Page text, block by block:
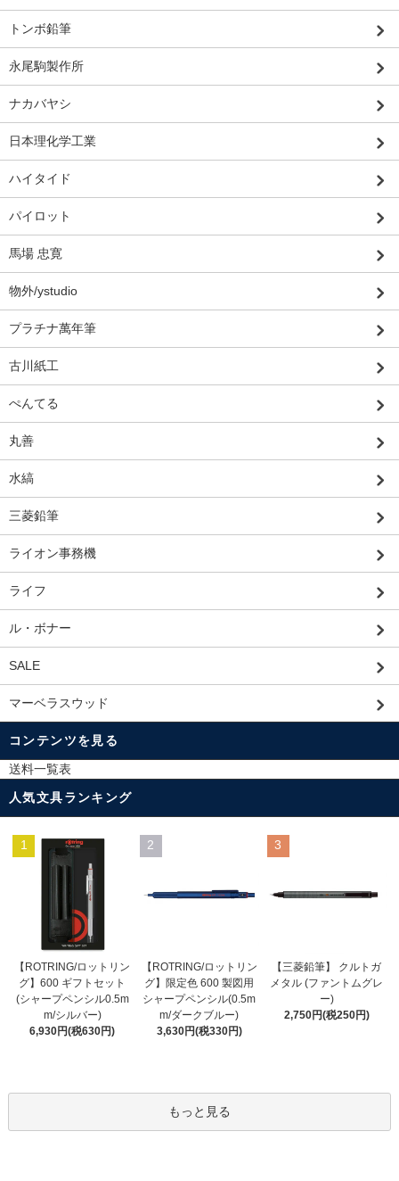
トンボ鉛筆
永尾駒製作所
ナカバヤシ
日本理化学工業
ハイタイド
パイロット
馬場 忠寛
物外/ystudio
プラチナ萬年筆
古川紙工
ぺんてる
丸善
水縞
三菱鉛筆
ライオン事務機
ライフ
ル・ボナー
SALE
マーベラスウッド
コンテンツを見る
送料一覧表
人気文具ランキング
1
【ROTRING/ロットリン
グ】600 ギフトセット
(シャープペンシル0.5m
m/シルバー)
6,930円(税630円)
2
【ROTRING/ロットリン
グ】限定色 600 製図用
シャープペンシル(0.5m
m/ダークブルー)
3,630円(税330円)
3
【三菱鉛筆】 クルトガ
メタル (ファントムグレ
ー)
2,750円(税250円)
もっと見る